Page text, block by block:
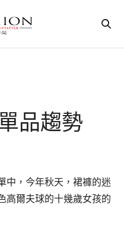
品趨勢
中，今年秋天，裙褲的迷
高爾夫球的十幾歲女孩的